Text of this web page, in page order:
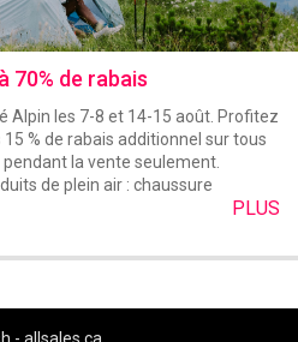
70% de rabais
Alpin les 7-8 et 14-15 août. Profitez
15 % de rabais additionnel sur tous
la vente seulement.
de plein air : chaussure
PLUS